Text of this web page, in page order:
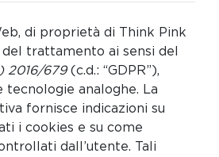
di proprietà di Think Pink
trattamento ai sensi del
2016/679(c.d.: “GDPR”),
tecnologie analoghe. La
fornisce indicazioni su
i cookies e su come
dall’utente. Tali